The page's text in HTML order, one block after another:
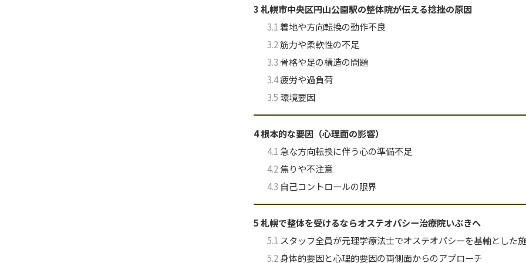
3札幌市中央区円山公園駅の整体院が伝える捻挫の原因
3.1着地や方向転換の動作不良
3.2筋力や柔軟性の不足
3.3 骨格や足の構造の問題
3.4疲労や過負荷
3.5 環境要因
4根本的な要因（心理面の影響）
4.1 急な方向転換に伴う心の準備不足
4.2焦りや不注意
4.3 自己コントロールの限界
5札幌で整体を受けるならオステオパシー治療院いぶきへ
5.1 スタッフ全員が元理学療法士でオステオパシーを基軸とした
5.2身体的要因と心理的要因の両側面からのアプローチ